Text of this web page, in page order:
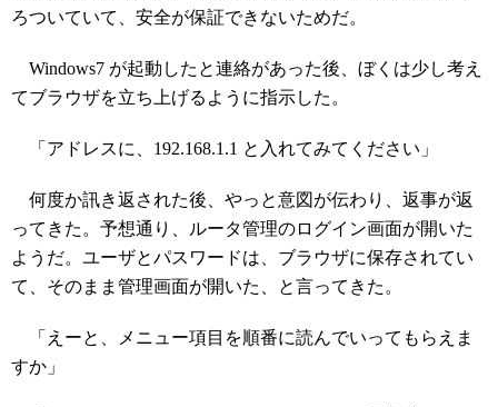
ろついていて、安全が保証できないためだ。
Windows7 が起動したと連絡があった後、ぼくは少し考え
てブラウザを立ち上げるように指示した。
「アドレスに、192.168.1.1 と入れてみてください」
何度か訊き返された後、やっと意図が伝わり、返事が返
ってきた。予想通り、ルータ管理のログイン画面が開いた
ようだ。ユーザとパスワードは、ブラウザに保存されてい
て、そのまま管理画面が開いた、と言ってきた。
「えーと、メニュー項目を順番に読んでいってもらえま
すか」